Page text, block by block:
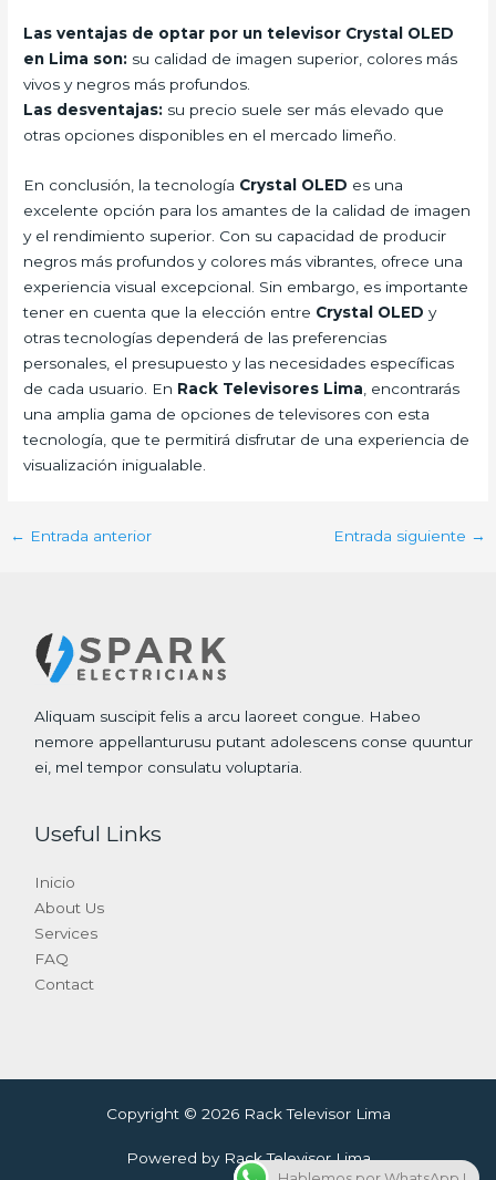
Las ventajas de optar por un televisor Crystal OLED
en Lima son: su calidad de imagen superior, colores más
vivos y negros más profundos.
Las desventajas: su precio suele ser más elevado que
otras opciones disponibles en el mercado limeño.
En conclusión, la tecnología Crystal OLED es una
excelente opción para los amantes de la calidad de imagen
y el rendimiento superior. Con su capacidad de producir
negros más profundos y colores más vibrantes, ofrece una
experiencia visual excepcional. Sin embargo, es importante
tener en cuenta que la elección entre Crystal OLED y
otras tecnologías dependerá de las preferencias
personales, el presupuesto y las necesidades específicas
de cada usuario. En Rack Televisores Lima, encontrarás
una amplia gama de opciones de televisores con esta
tecnología, que te permitirá disfrutar de una experiencia de
visualización inigualable.
← Entrada anterior Entrada siguiente →
Aliquam suscipit felis a arcu laoreet congue. Habeo
nemore appellanturusu putant adolescens conse quuntur
ei, mel tempor consulatu voluptaria.
Useful Links
Inicio
About Us
Services
FAQ
Contact
Copyright © 2026 Rack Televisor Lima
Powered by Rack Televisor Lima